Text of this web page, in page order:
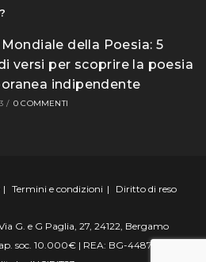
della Poesia: 5
versi per scoprire la poesia
indipendente
/ 0 COMMENTI
Termini e condizioni Diritto di reso
G. e G Paglia, 27, 24122, Bergamo
soc. 10.000€ | REA: BG-448799